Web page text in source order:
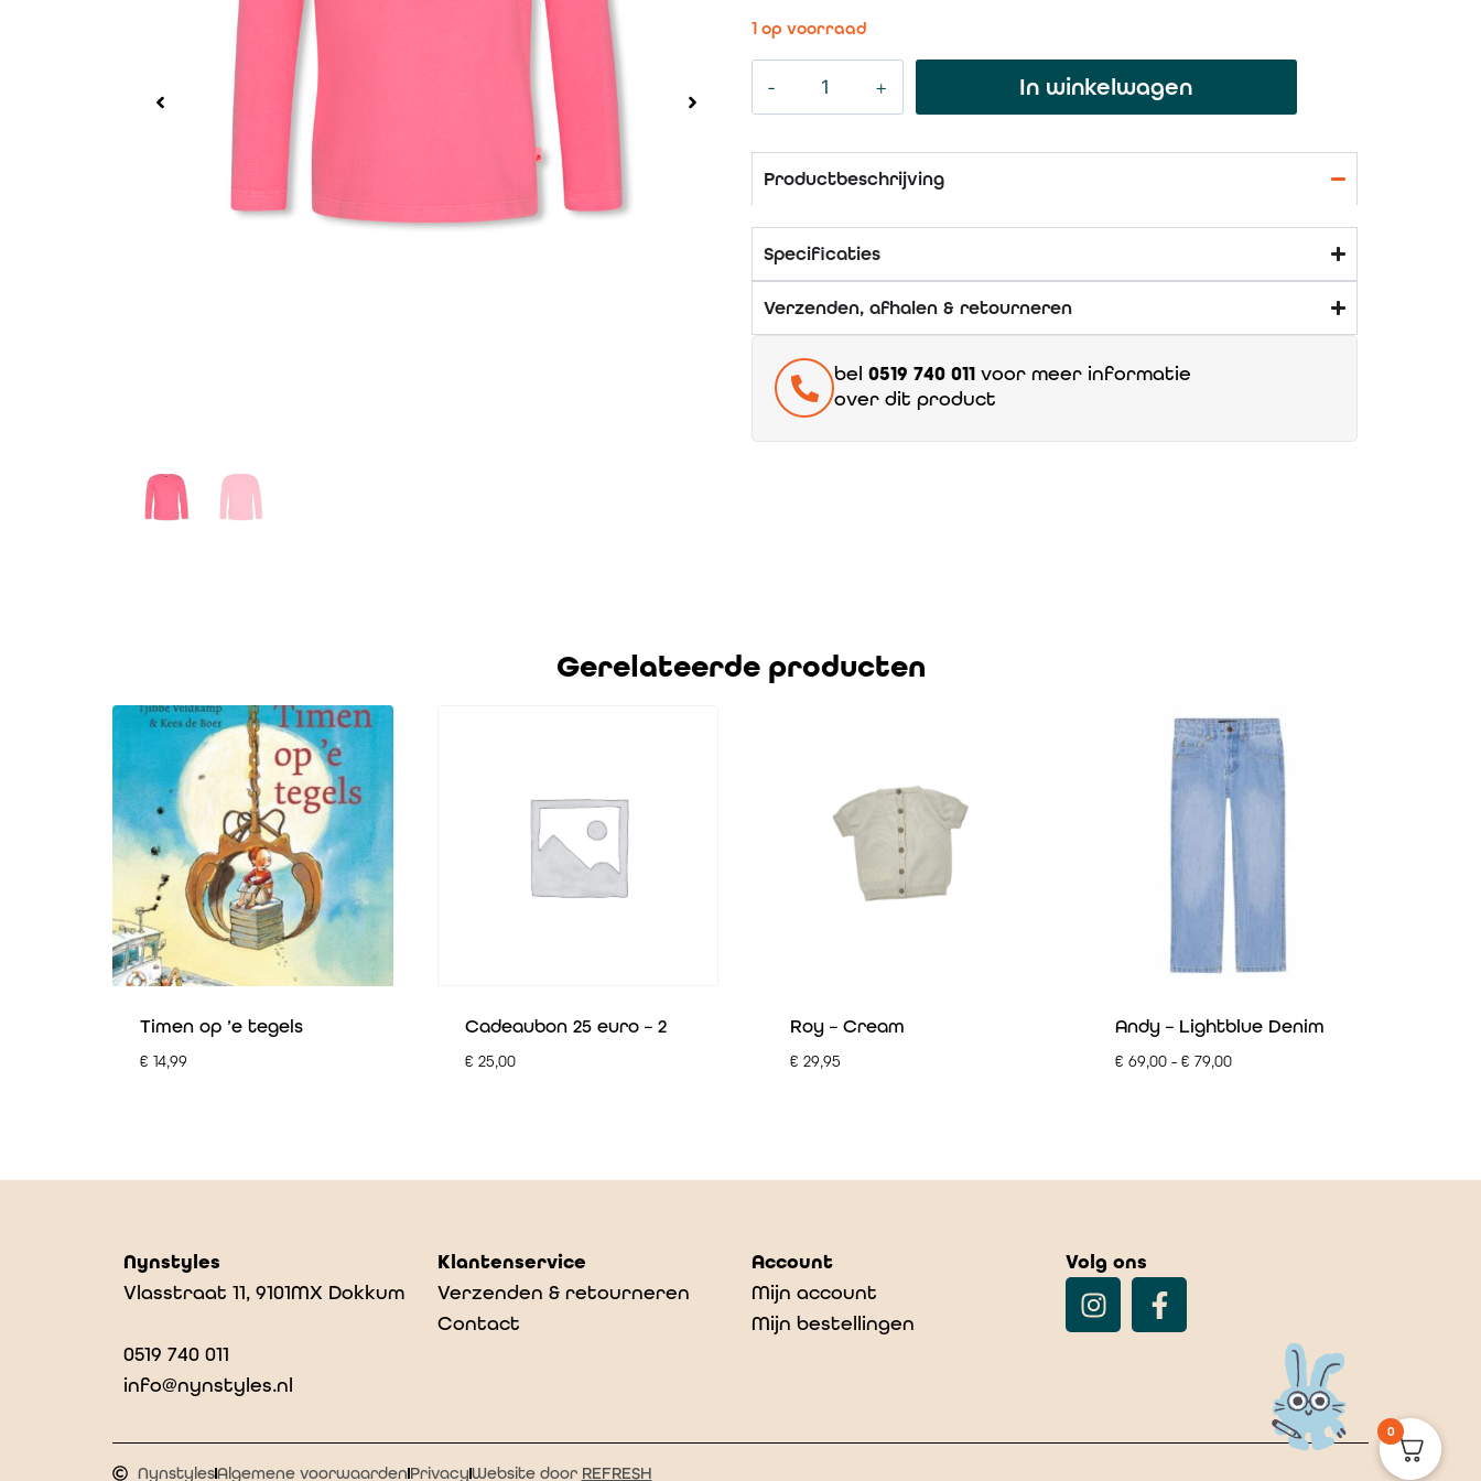
1 op voorraad
In winkelwagen
Productbeschrijving
Specificaties
Verzenden, afhalen & retourneren
bel 0519 740 011 voor meer informatie
over dit product
Gerelateerde producten
Timen op ’e tegels
€ 14,99
Cadeaubon 25 euro – 2
€ 25,00
Roy – Cream
€ 29,95
Andy – Lightblue Denim
€ 69,00 - € 79,00
Nynstyles
Vlasstraat 11, 9101MX Dokkum
0519 740 011
info@nynstyles.nl
Klantenservice
Verzenden & retourneren
Contact
Account
Mijn account
Mijn bestellingen
Volg ons
NynstylesAlgemene voorwaardenPrivacyWebsite door REFRESH
0